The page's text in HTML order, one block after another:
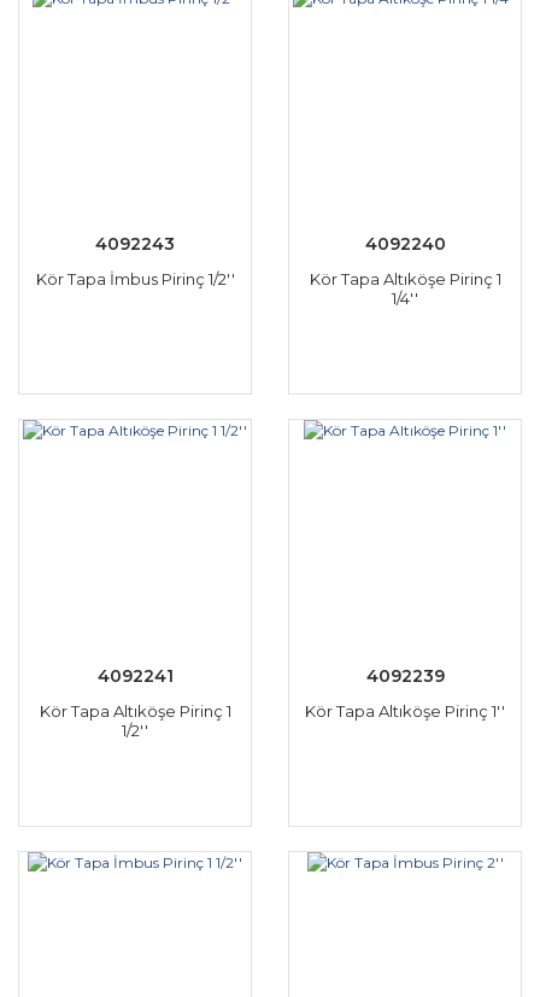
4092243
Kör Tapa İmbus Pirinç 1/2''
4092240
Kör Tapa Altıköşe Pirinç 1
1/4''
4092241
Kör Tapa Altıköşe Pirinç 1
1/2''
4092239
Kör Tapa Altıköşe Pirinç 1''